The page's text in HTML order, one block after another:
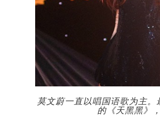
莫文蔚一直以唱国语歌为主
的《天黑黑》